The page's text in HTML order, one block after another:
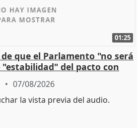
01:25
que el Parlamento "no será
del pacto con
07/08/2026